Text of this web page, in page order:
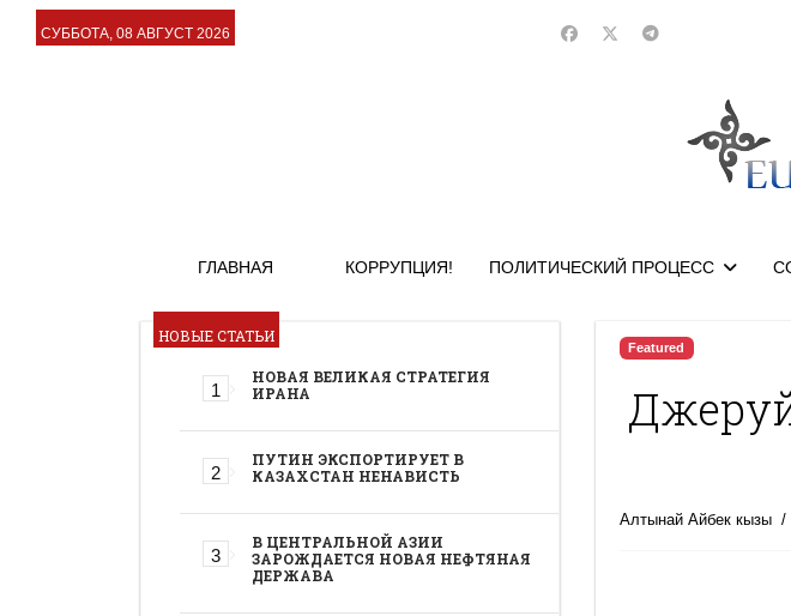
СУББОТА, 08 АВГУСТ 2026
ГЛАВНАЯ КОРРУПЦИЯ! ПОЛИТИЧЕСКИЙ ПРОЦЕСС
НОВЫЕ СТАТЬИ
НОВАЯ ВЕЛИКАЯ СТРАТЕГИЯ
ИРАНА
ПУТИН ЭКСПОРТИРУЕТ В
КАЗАХСТАН НЕНАВИСТЬ
В ЦЕНТРАЛЬНОЙ АЗИИ
ЗАРОЖДАЕТСЯ НОВАЯ НЕФТЯНАЯ
ДЕРЖАВА
Featured
Алтынай Айбек кызы